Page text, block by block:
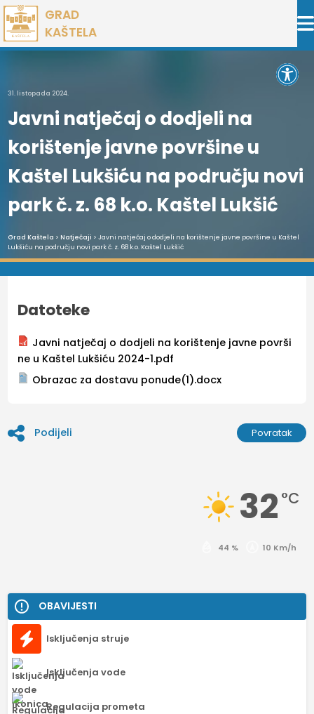
Preskoči
na
sadržaj
GRAD
KAŠTELA
31. listopada 2024.
Javni natječaj o dodjeli na
korištenje javne površine u
Kaštel Lukšiću na području novi
park č. z. 68 k.o. Kaštel Lukšić
Grad Kaštela > Natječaji > Javni natječaj o dodjeli na korištenje javne površine u Kaštel
Lukšiću na području novi park č. z. 68 k.o. Kaštel Lukšić
Datoteke
Javni natječaj o dodjeli na korištenje javne površi
ne u Kaštel Lukšiću 2024-1.pdf
Obrazac za dostavu ponude(1).docx
Podijeli Povratak
32 °C
44 % 10 Km/h
OBAVIJESTI
Isključenja struje
Isključenja vode
Regulacija prometa